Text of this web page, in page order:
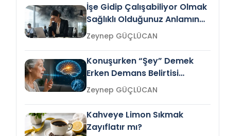
İşe Gidip Çalışabiliyor Olmak
Sağlıklı Olduğunuz Anlamına
Gelir mi?Zeynep GÜÇLÜCAN
Konuşurken “Şey” Demek
Erken Demans Belirtisi
Olabilir mi?Zeynep GÜÇLÜCAN
Kahveye Limon Sıkmak
Zayıflatır mı?